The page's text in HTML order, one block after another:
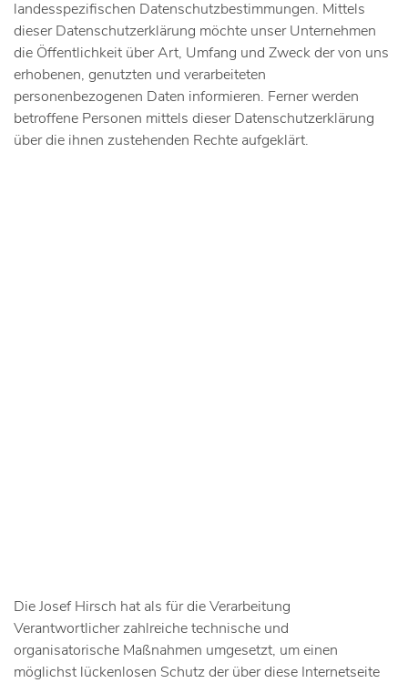
landesspezifischen Datenschutzbestimmungen. Mittels
dieser Datenschutzerklärung möchte unser Unternehmen
die Öffentlichkeit über Art, Umfang und Zweck der von uns
erhobenen, genutzten und verarbeiteten
personenbezogenen Daten informieren. Ferner werden
betroffene Personen mittels dieser Datenschutzerklärung
über die ihnen zustehenden Rechte aufgeklärt.
Die Josef Hirsch hat als für die Verarbeitung
Verantwortlicher zahlreiche technische und
organisatorische Maßnahmen umgesetzt, um einen
möglichst lückenlosen Schutz der über diese Internetseite